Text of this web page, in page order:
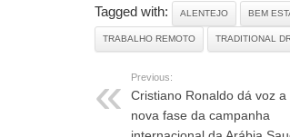
Tagged with: ALENTEJO BEM
TRABALHO REMOTO TRADITIONAL
Previous:
Cristiano Ronaldo dá voz a
nova fase da campanha